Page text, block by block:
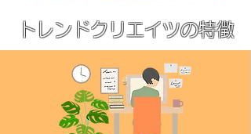
トレンドクリエイツの特徴